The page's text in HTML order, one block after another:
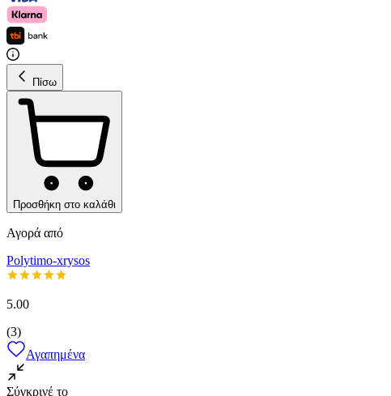
Πίσω
Προσθήκη στο καλάθι
Αγορά από
Polytimo-xrysos
5.00
(3)
Αγαπημένα
Σύγκρινέ το